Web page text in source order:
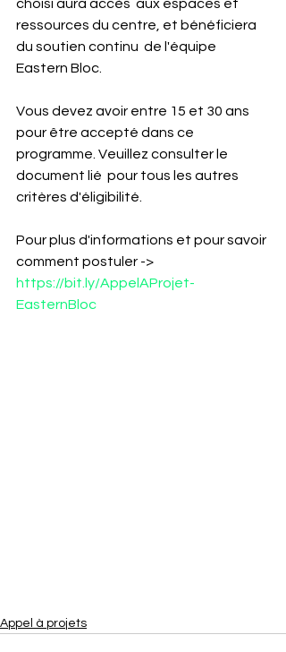
choisi aura accès  aux espaces et
ressources du centre, et bénéficiera
du soutien continu  de l'équipe
Eastern Bloc.
Vous devez avoir entre 15 et 30 ans
pour être accepté dans ce
programme. Veuillez consulter le
document lié  pour tous les autres
critères d'éligibilité.
Pour plus d'informations et pour savoir
comment postuler ->
https://bit.ly/AppelAProjet-
EasternBloc
Appel à projets